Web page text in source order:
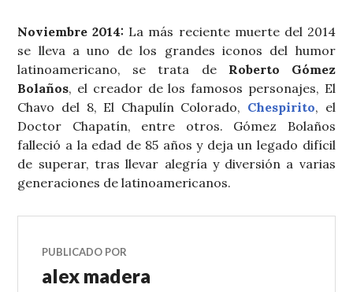
Noviembre 2014: La más reciente muerte del 2014
se lleva a uno de los grandes iconos del humor
latinoamericano, se trata de Roberto Gómez
Bolaños, el creador de los famosos personajes, El
Chavo del 8, El Chapulín Colorado, Chespirito, el
Doctor Chapatín, entre otros. Gómez Bolaños
falleció a la edad de 85 años y deja un legado difícil
de superar, tras llevar alegría y diversión a varias
generaciones de latinoamericanos.
PUBLICADO POR
alex madera